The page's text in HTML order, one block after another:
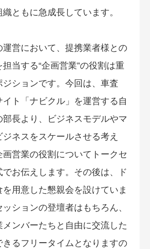
ともに急成長しています。
運営において、提携業者様との
当する“企画営業”の役割は重
ションです。今回は、車査
イト「ナビクル」を運営する自
部長より、ビジネスモデルやマ
ネスをスケールさせる考え
営業の役割についてトークセ
でお伝えします。その後は、ド
を用意した懇親会を設けていま
ションの登壇者はもちろん、
ンバーたちと自由に交流した
きるフリータイムとなりますの